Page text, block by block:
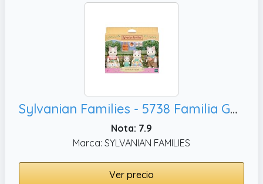
Sylvanian Families - 5738 Familia Gato Latte Casa de muñecas
Nota: 7.9
Marca: SYLVANIAN FAMILIES
Ver precio